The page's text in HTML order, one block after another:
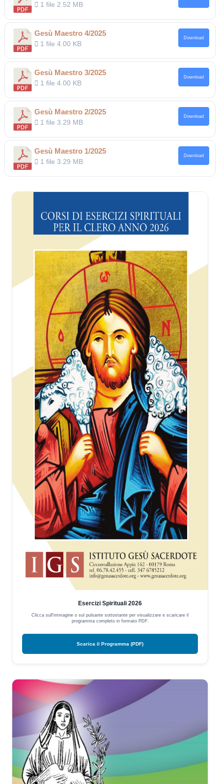
1 file 2.52 MB
Gesù Maestro 4/2025
1 file4.00 KB
Download
Gesù Maestro 3/2025
1 file4.00 KB
Download
Gesù Maestro 2/2025
1 file3.29 MB
Download
Gesù Maestro 1/2025
1 file3.29 MB
Download
Esercizi Spirituali 2026
Clicca sull'immagine o sul pulsante sottostante per visualizzare e scaricare il
programma completo in formato PDF.
Scarica il Programma (PDF)